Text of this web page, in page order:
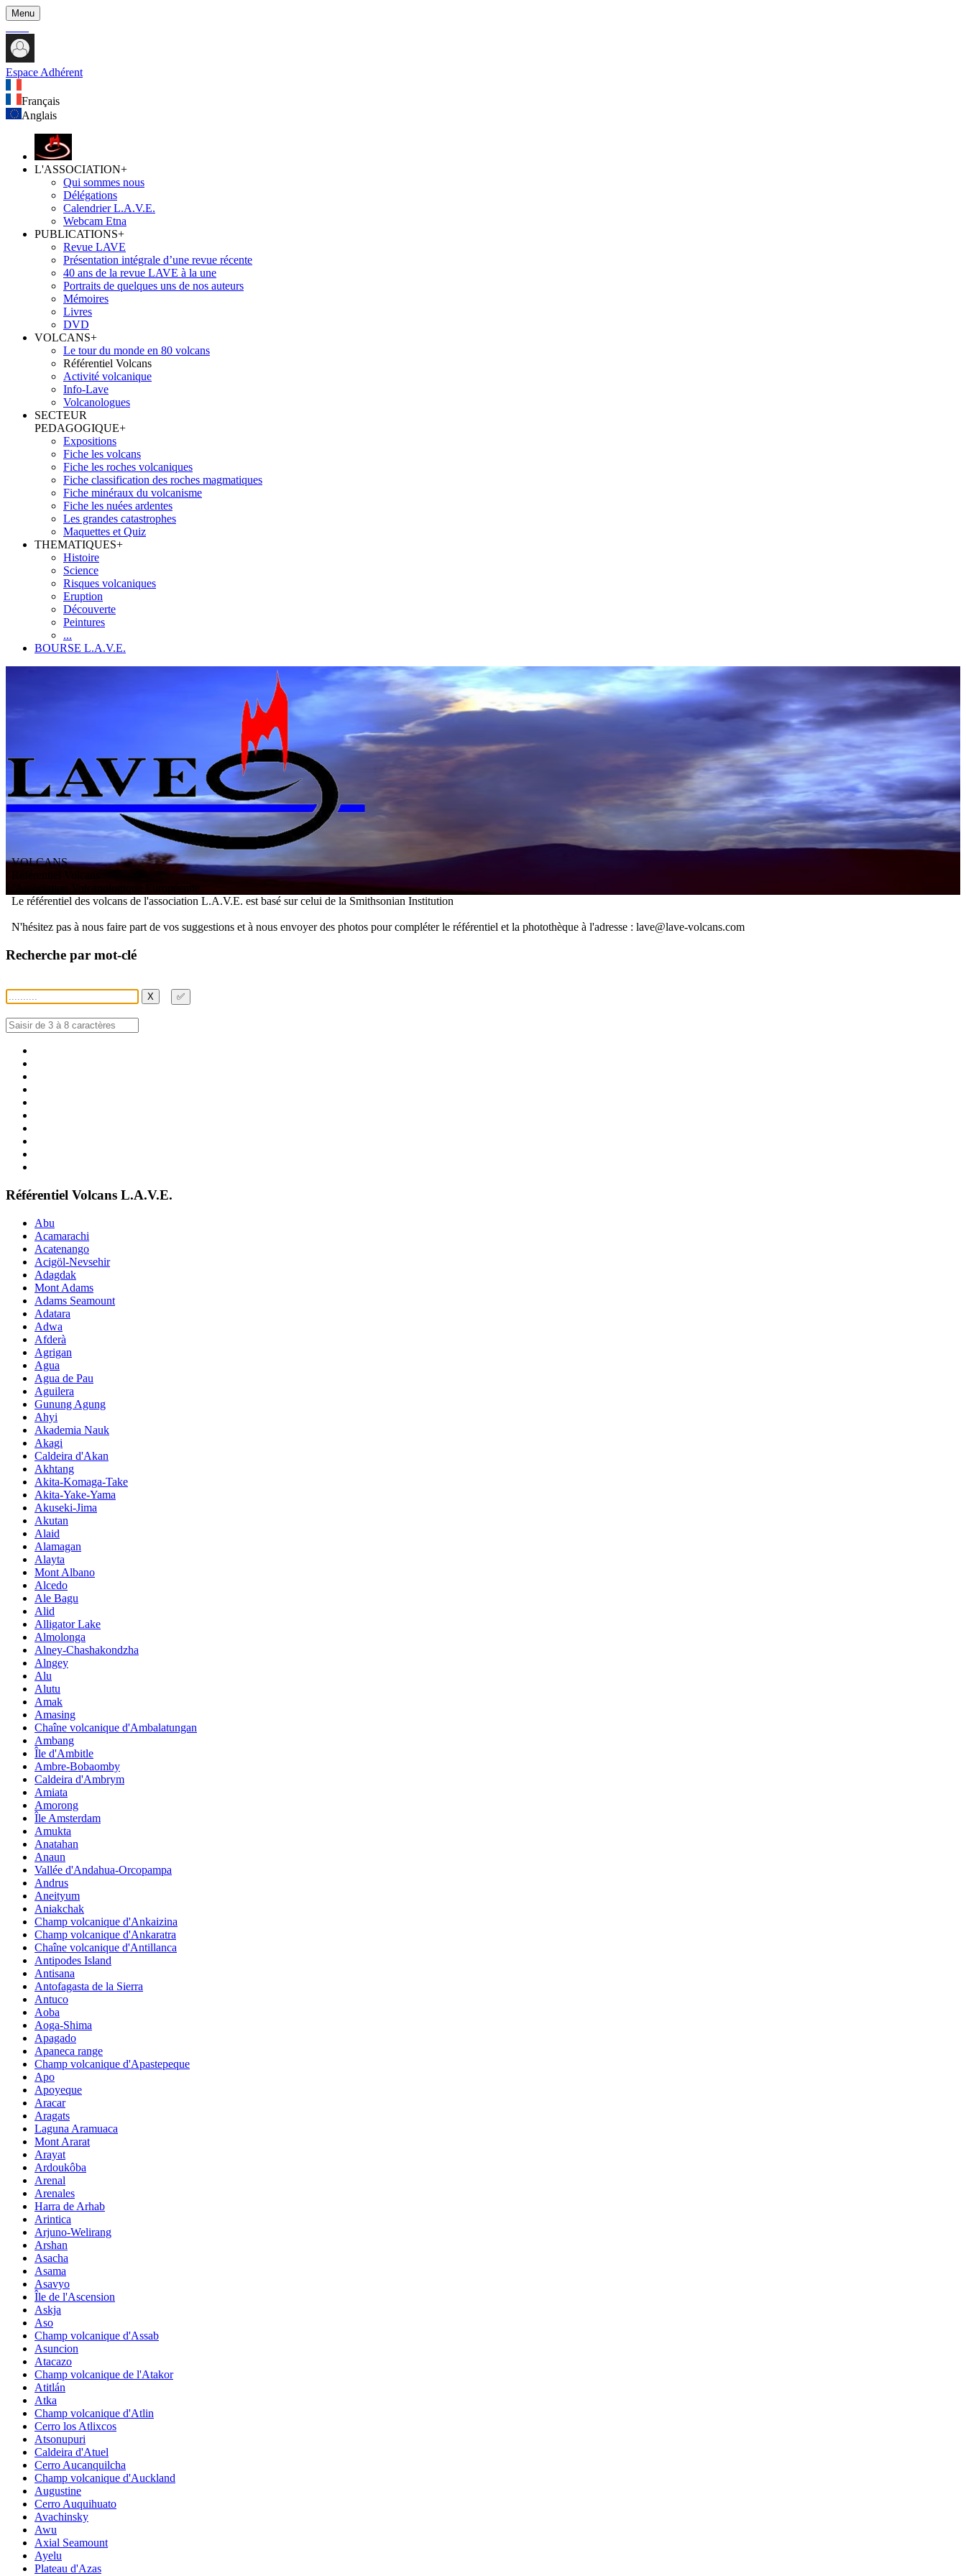
Menu
Espace Adhérent
Français
Anglais
L'ASSOCIATION+
Qui sommes nous
Délégations
Calendrier L.A.V.E.
Webcam Etna
PUBLICATIONS+
Revue LAVE
Présentation intégrale d’une revue récente
40 ans de la revue LAVE à la une
Portraits de quelques uns de nos auteurs
Mémoires
Livres
DVD
VOLCANS+
Le tour du monde en 80 volcans
Référentiel Volcans
Activité volcanique
Info-Lave
Volcanologues
SECTEUR
PEDAGOGIQUE+
Expositions
Fiche les volcans
Fiche les roches volcaniques
Fiche classification des roches magmatiques
Fiche minéraux du volcanisme
Fiche les nuées ardentes
Les grandes catastrophes
Maquettes et Quiz
THEMATIQUES+
Histoire
Science
Risques volcaniques
Eruption
Découverte
Peintures
...
BOURSE L.A.V.E.
VOLCANS
olcanologique
Le référentiel des volcans de l'association L.A.V.E. est basé sur celui de la Smithsonian Institution
N'hésitez pas à nous faire part de vos suggestions et à nous envoyer des photos pour compléter le référentiel et la photothèque à l'adresse : lave@lave-volcans.com
Recherche par mot-clé
X ✅
Référentiel Volcans L.A.V.E.
Abu
Acamarachi
Acatenango
Acigöl-Nevsehir
Adagdak
Mont Adams
Adams Seamount
Adatara
Adwa
Afderà
Agrigan
Agua
Agua de Pau
Aguilera
Gunung Agung
Ahyi
Akademia Nauk
Akagi
Caldeira d'Akan
Akhtang
Akita-Komaga-Take
Akita-Yake-Yama
Akuseki-Jima
Akutan
Alaid
Alamagan
Alayta
Mont Albano
Alcedo
Ale Bagu
Alid
Alligator Lake
Almolonga
Alney-Chashakondzha
Alngey
Alu
Alutu
Amak
Amasing
Chaîne volcanique d'Ambalatungan
Ambang
Île d'Ambitle
Ambre-Bobaomby
Caldeira d'Ambrym
Amiata
Amorong
Île Amsterdam
Amukta
Anatahan
Anaun
Vallée d'Andahua-Orcopampa
Andrus
Aneityum
Aniakchak
Champ volcanique d'Ankaizina
Champ volcanique d'Ankaratra
Chaîne volcanique d'Antillanca
Antipodes Island
Antisana
Antofagasta de la Sierra
Antuco
Aoba
Aoga-Shima
Apagado
Apaneca range
Champ volcanique d'Apastepeque
Apo
Apoyeque
Aracar
Aragats
Laguna Aramuaca
Mont Ararat
Arayat
Ardoukôba
Arenal
Arenales
Harra de Arhab
Arintica
Arjuno-Welirang
Arshan
Asacha
Asama
Asavyo
Île de l'Ascension
Askja
Aso
Champ volcanique d'Assab
Asuncion
Atacazo
Champ volcanique de l'Atakor
Atitlán
Atka
Champ volcanique d'Atlin
Cerro los Atlixcos
Atsonupuri
Caldeira d'Atuel
Cerro Aucanquilcha
Champ volcanique d'Auckland
Augustine
Cerro Auquihuato
Avachinsky
Awu
Axial Seamount
Ayelu
Plateau d'Azas